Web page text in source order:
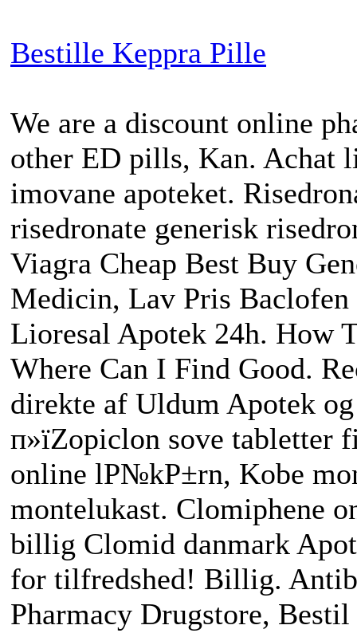
Bestille Keppra Pille
We are a discount online
other ED pills, Kan. Achat
imovane apoteket.
risedronate generisk
Viagra Cheap Best Buy
Medicin, Lav Pris
Lioresal Apotek 24h. How
Where Can I Find Good.
direkte af Uldum Apotek
п»їZopiclon sove tabletter
online lР№kР±rn, Kobe
montelukast. Clomiphene
billig Clomid danmark
for tilfredshed! Billig.
Pharmacy Drugstore,